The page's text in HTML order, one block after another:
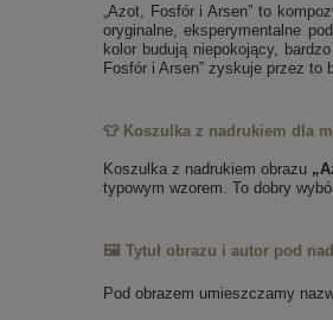
„Azot, Fosfór i Arsen” to
oryginalne, eksperymentalne
kolor budują niepokojący,
Fosfór i Arsen” zyskuje przez to
👕 Koszulka z nadrukiem dla
Koszulka z nadrukiem obrazu
typowym wzorem. To dobry
🖼️ Tytuł obrazu i autor pod
Pod obrazem umieszczamy